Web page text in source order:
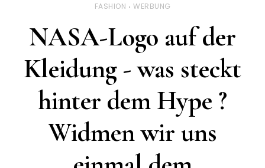
FASHION WERBUNG
NASA-Logo auf der
Kleidung - was steckt
hinter dem Hype ?
Widmen wir uns